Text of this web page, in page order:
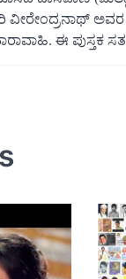
ಅವರ
ಈ ಪುಸ್ತಕ